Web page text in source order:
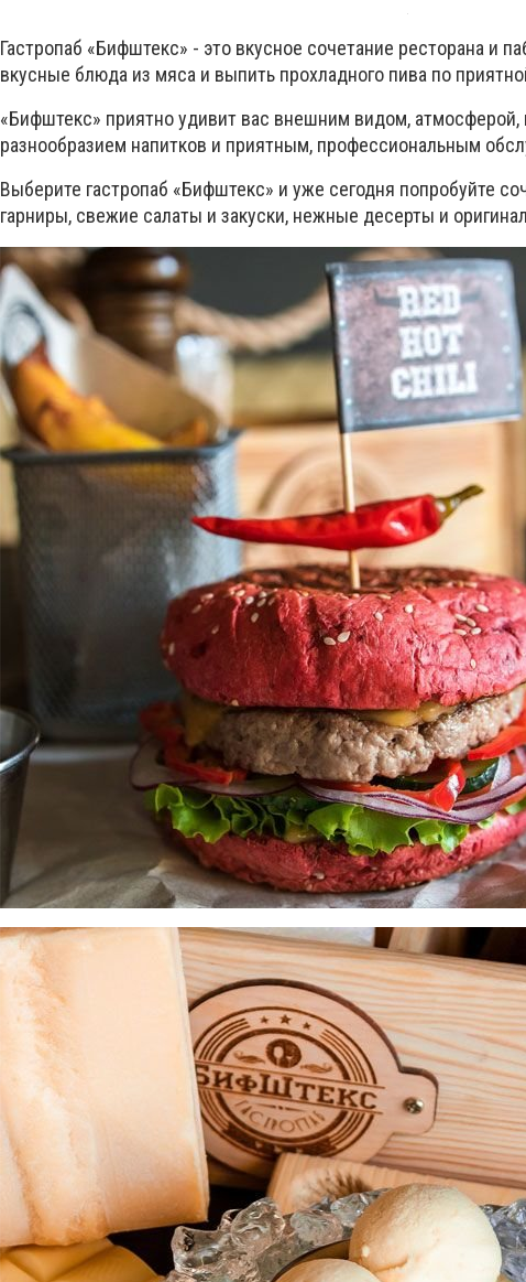
Гастропаб «Бифштекс» - это вкусное сочетание ресторана и
вкусные блюда из мяса и выпить прохладного пива по
«Бифштекс» приятно удивит вас внешним видом, атмосферой,
разнообразием напитков и приятным, профессиональным
Выберите гастропаб «Бифштекс» и уже сегодня попробуйте
гарниры, свежие салаты и закуски, нежные десерты и